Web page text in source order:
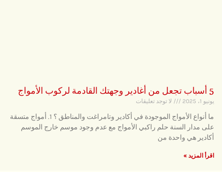
5 أسباب تجعل من أغادير وجهتك القادمة لركوب الأمواج
يونيو 1، 2025 لا توجد تعليقات
ما أنواع الأمواج الموجودة في أكادير وتامراغت والمناطق ؟ 1. أمواج متسقة
على مدار السنة حلم راكبي الأمواج مع عدم وجود موسم خارج الموسم
أكادير هي واحدة من
اقرأ المزيد »